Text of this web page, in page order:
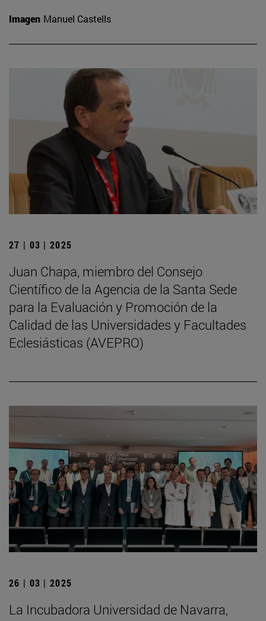
Imagen Manuel Castells
27 | 03 | 2025
Juan Chapa, miembro del Consejo
Científico de la Agencia de la Santa Sede
para la Evaluación y Promoción de la
Calidad de las Universidades y Facultades
Eclesiásticas (AVEPRO)
26 | 03 | 2025
La Incubadora Universidad de Navarra,